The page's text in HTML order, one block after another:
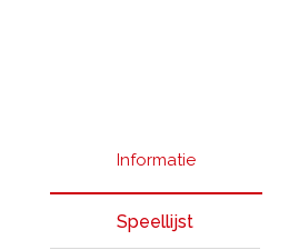
Informatie
Speellijst